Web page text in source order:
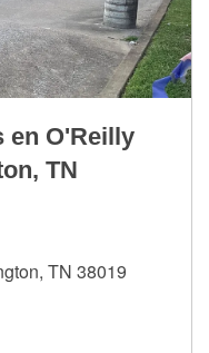
en O'Reilly
TN
TN 38019